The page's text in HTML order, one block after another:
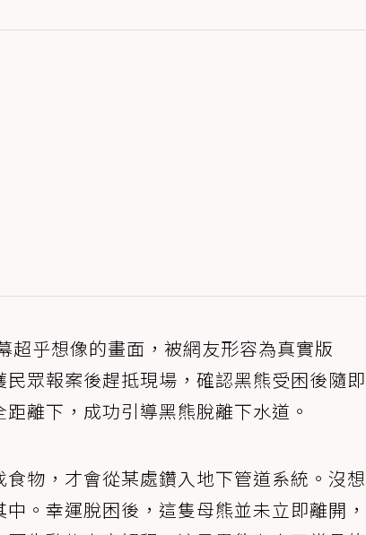
乎想像的畫面，被網友形容為真實版
眾報案後趕抵現場，確認黑熊受困後隨即
離下，成功引導黑熊脫離下水道。
物，才會從某處鑽入地下管道系統。沒想
。幸運脫困後，這隻母熊並未立即離開，